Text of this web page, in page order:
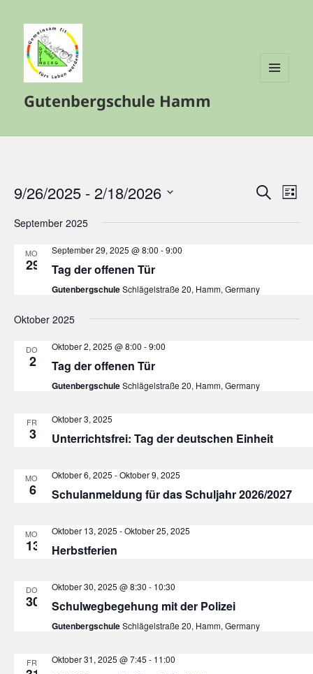
Gutenbergschule Hamm
und
SUCHELISTE
9/26/2025 - 2/18/2026
wählen.
September 2025
MO.
29
September 29, 2025 @ 8:00 -9:00
Tag der offenen Tür
GutenbergschuleSchlägelstraße 20, Hamm, Germany
Oktober 2025
DO.
2
Oktober 2, 2025 @ 8:00 -9:00
Tag der offenen Tür
GutenbergschuleSchlägelstraße 20, Hamm, Germany
FR.
3
Oktober 3, 2025
Unterrichtsfrei: Tag der deutschen Einheit
MO.
6
Oktober 6, 2025 -Oktober 9, 2025
Schulanmeldung für das Schuljahr 2026/2027
MO.
13
Oktober 13, 2025 -Oktober 25, 2025
Herbstferien
DO.
30
Oktober 30, 2025 @ 8:30 - 10:30
Schulwegbegehung mit der Polizei
GutenbergschuleSchlägelstraße 20, Hamm, Germany
FR. Oktober 31, 2025 @ 7:45 - 11:00